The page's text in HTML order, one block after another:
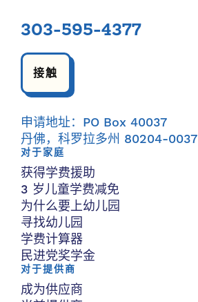
303-595-4377
接触
申请地址：PO Box 40037
丹佛，科罗拉多州 80204-0037
对于家庭
获得学费援助
3 岁儿童学费减免
为什么要上幼儿园
寻找幼儿园
学费计算器
民进党奖学金
对于提供商
成为供应商